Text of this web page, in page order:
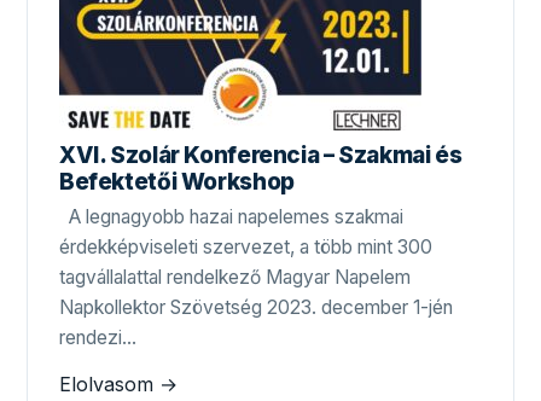
XVI. Szolár Konferencia – Szakmai és
Befektetői Workshop
A legnagyobb hazai napelemes szakmai
érdekképviseleti szervezet, a több mint 300
tagvállalattal rendelkező Magyar Napelem
Napkollektor Szövetség 2023. december 1-jén
rendezi…
Elolvasom →